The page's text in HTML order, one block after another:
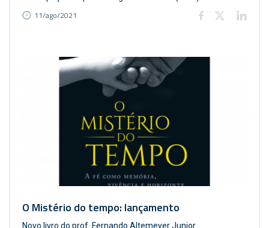
11/ago/2021
O Mistério do tempo: lançamento
Novo livro do prof. Fernando Altemeyer Junior